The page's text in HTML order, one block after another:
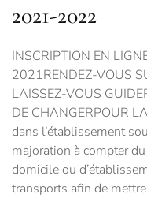
2021-2022
INSCRIPTION EN
2021RENDEZ-VOUS
LAISSEZ-VOUS
DE CHANGERPOUR
dans l’établissement
majoration à compter
domicile ou
transports afin de